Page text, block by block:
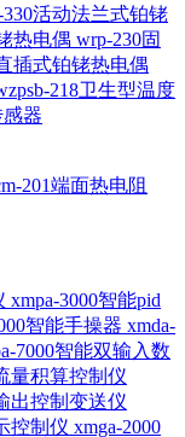
330活动法兰式铂铑
热电偶 wrp-230固
插式铂铑热电偶
218卫生型温度
感器
201端面热电阻
xmpa-3000智能pid
智能手操器 xmda-
7000智能双输入数
量积算控制仪
出控制变送仪
控制仪 xmga-2000